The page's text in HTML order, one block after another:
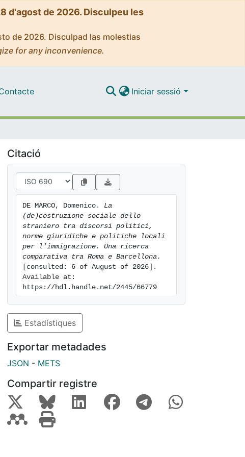
d'agost de 2026. Disculpeu les
de 2026. Disculpad las molestias
for any inconvenience.
Iniciar sessió
Citació
DE MARCO, Domenico. La
(de)costruzione sociale dello
straniero tra discorsi politici,
norme giuridiche e politiche locali
per l'immigrazione. Una ricerca
comparativa tra Roma e Barcellona.
[consulted: 6 of August of 2026].
Available at:
https://hdl.handle.net/2445/66779
Estadístiques
Exportar metadades
JSON - METS
Compartir registre